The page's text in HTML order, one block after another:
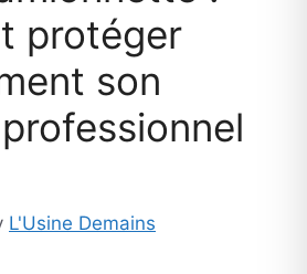
protéger
son
L'Usine Demains